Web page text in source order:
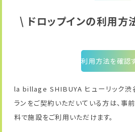
\ ドロップインの利用方
利用方法を確認
la billage SHIBUYA ヒューリック渋
ランをご契約いただいている方は、事
料で施設をご利用いただけます。